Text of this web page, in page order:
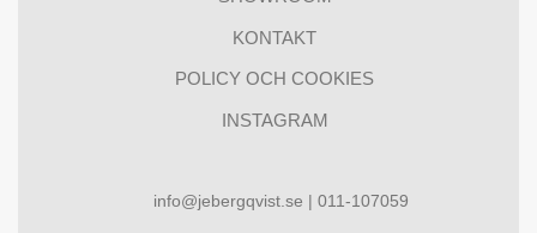
KONTAKT
POLICY OCH COOKIES
INSTAGRAM
info@jebergqvist.se | 011-107059